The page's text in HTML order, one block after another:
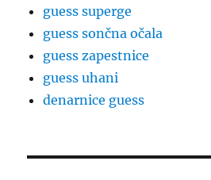
guess superge
guess sončna očala
guess zapestnice
guess uhani
denarnice guess